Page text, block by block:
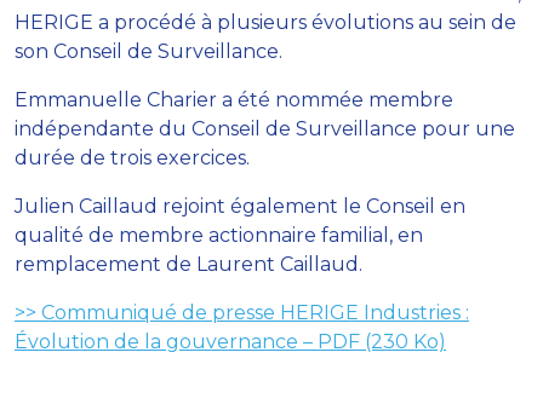
HERIGE a procédé à plusieurs évolutions au sein de
son Conseil de Surveillance.
Emmanuelle Charier a été nommée membre
indépendante du Conseil de Surveillance pour une
durée de trois exercices.
Julien Caillaud rejoint également le Conseil en
qualité de membre actionnaire familial, en
remplacement de Laurent Caillaud.
>> Communiqué de presse HERIGE Industries :
Évolution de la gouvernance – PDF (230 Ko)